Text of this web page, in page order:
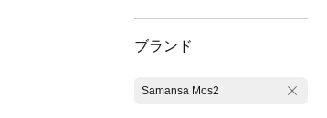
ブランド
Samansa Mos2